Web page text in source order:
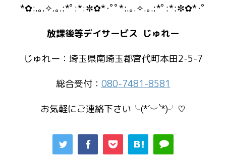
*✿:.｡.✧.｡.:*ﾟ:*:✼✿*･ﾟﾟ*:.｡.✧.｡.:*ﾟ:*:✼✿*･ﾟ
放課後等デイサービス じゅれー
じゅれー：埼玉県南埼玉郡宮代町本田2-5-7
総合受付： 080-7481-8581
お気軽にご連絡下さい╰(*´︶`*)╯♡